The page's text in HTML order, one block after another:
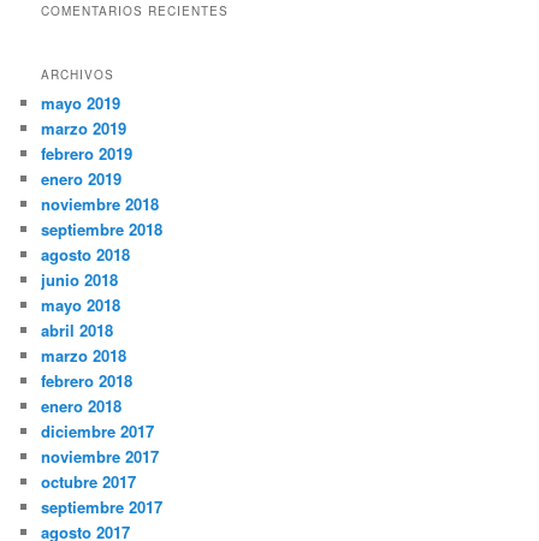
COMENTARIOS RECIENTES
ARCHIVOS
mayo 2019
marzo 2019
febrero 2019
enero 2019
noviembre 2018
septiembre 2018
agosto 2018
junio 2018
mayo 2018
abril 2018
marzo 2018
febrero 2018
enero 2018
diciembre 2017
noviembre 2017
octubre 2017
septiembre 2017
agosto 2017